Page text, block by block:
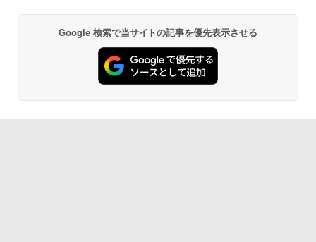
Google 検索で当サイトの記事を優先表示させる